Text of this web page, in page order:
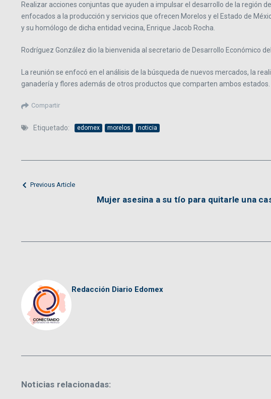
Realizar acciones conjuntas que ayuden a impulsar el desarrollo de la
enfocados a la producción y servicios que ofrecen Morelos y el Estado de
y su homólogo de dicha entidad vecina, Enrique Jacob Rocha.
Rodríguez González dio la bienvenida al secretario de Desarrollo Económico
La reunión se enfocó en el análisis de la búsqueda de nuevos mercados, la
ganadería y flores además de otros productos que comparten ambos estados.
Compartir
Etiquetado: edomex morelos noticia
Previous Article
Mujer asesina a su tío para quitarle una
Redacción Diario Edomex
Noticias relacionadas: